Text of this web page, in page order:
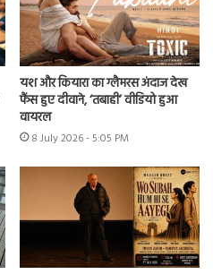
यश और कियारा का ग्लैमरस अंदाज देख
फैंस हुए दीवाने, ‘तबाही’ वीडियो हुआ
वायरल
8 July 2026 - 5:05 PM